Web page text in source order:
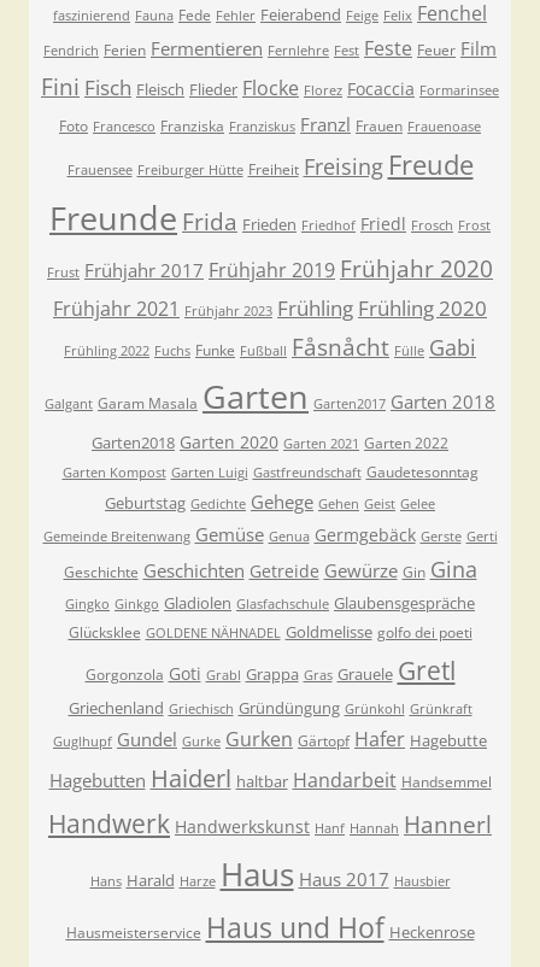
faszinierend Fauna Fede Fehler Feierabend Feige Felix Fenchel
Fendrich Ferien Fermentieren Fernlehre Fest Feste Feuer Film
Fini Fisch Fleisch Flieder Flocke Florez Focaccia Formarinsee
Foto Francesco Franziska Franziskus Franzl Frauen Frauenoase
Frauensee Freiburger Hütte Freiheit Freising Freude
Freunde Frida Frieden Friedhof Friedl Frosch Frost
Frust Frühjahr 2017 Frühjahr 2019 Frühjahr 2020
Frühjahr 2021 Frühjahr 2023 Frühling Frühling 2020
Frühling 2022 Fuchs Funke Fußball Fåsnåcht Fülle Gabi
Galgant Garam Masala Garten Garten2017 Garten 2018
Garten2018 Garten 2020 Garten 2021 Garten 2022
Garten Kompost Garten Luigi Gastfreundschaft Gaudetesonntag
Geburtstag Gedichte Gehege Gehen Geist Gelee
Gemeinde Breitenwang Gemüse Genua Germgebäck Gerste Gerti
Geschichte Geschichten Getreide Gewürze Gin Gina
Gingko Ginkgo Gladiolen Glasfachschule Glaubensgespräche
Glücksklee GOLDENE NÄHNADEL Goldmelisse golfo dei poeti
Gorgonzola Goti Grabl Grappa Gras Grauele Gretl
Griechenland Griechisch Gründüngung Grünkohl Grünkraft
Guglhupf Gundel Gurke Gurken Gärtopf Hafer Hagebutte
Hagebutten Haiderl haltbar Handarbeit Handsemmel
Handwerk Handwerkskunst Hanf Hannah Hannerl
Hans Harald Harze Haus Haus 2017 Hausbier
Hausmeisterservice Haus und Hof Heckenrose